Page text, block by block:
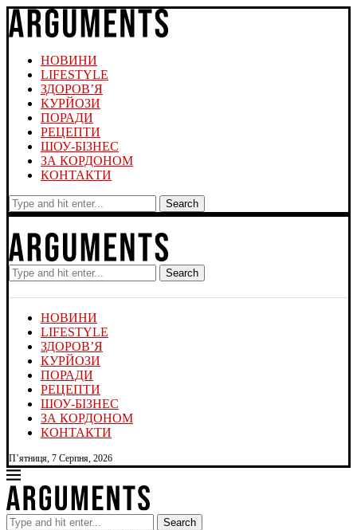
НОВИНИ
LIFESTYLE
ЗДОРОВ’Я
КУРЙОЗИ
ПОРАДИ
РЕЦЕПТИ
ШОУ-БІЗНЕС
ЗА КОРДОНОМ
КОНТАКТИ
Search
Search
НОВИНИ
LIFESTYLE
ЗДОРОВ’Я
КУРЙОЗИ
ПОРАДИ
РЕЦЕПТИ
ШОУ-БІЗНЕС
ЗА КОРДОНОМ
КОНТАКТИ
П’ятниця, 7 Серпня, 2026
Search